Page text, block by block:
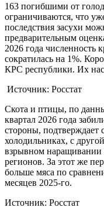
163 погибшими от
ограничиваются, что
последствия засухи
предварительным
2026 года численность
сократилась на 1%.
КРС республики. Их
Источник: Росстат
Скота и птицы, по
квартал 2026 года
стороны,
холодильниках, с
взрывном наращивании
регионов. За этот же
больше мяса по
месяцев 2025-го.
Источник: Росстат